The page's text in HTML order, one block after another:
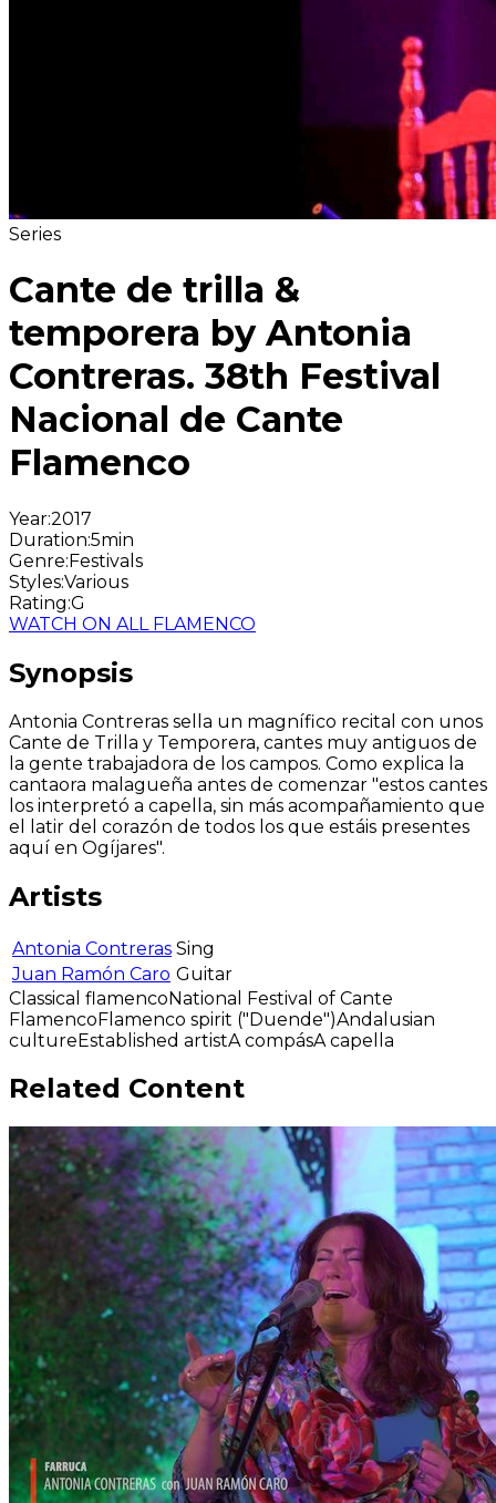
Series
Cante de trilla &
temporera by Antonia
Contreras. 38th Festival
Nacional de Cante
Flamenco
Year:2017
Duration:5min
Genre:Festivals
Styles:Various
Rating:G
WATCH ON ALL FLAMENCO
Synopsis
Antonia Contreras sella un magnífico recital con unos
Cante de Trilla y Temporera, cantes muy antiguos de
la gente trabajadora de los campos. Como explica la
cantaora malagueña antes de comenzar "estos cantes
los interpretó a capella, sin más acompañamiento que
el latir del corazón de todos los que estáis presentes
aquí en Ogíjares".
Artists
Antonia Contreras Sing
Juan Ramón Caro Guitar
Classical flamencoNational Festival of Cante
FlamencoFlamenco spirit ("Duende")Andalusian
cultureEstablished artistA compásA capella
Related Content